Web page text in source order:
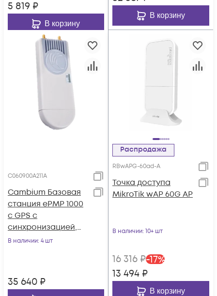
5 819 ₽
В корзину
В корзину
C060900A211A
Cambium Базовая
станция ePMP 1000
с GPS с
синхронизацией,
6.4ГГц, в комплекте
В наличии: 4 шт
35 640 ₽
Распродажа
RBwAPG-60ad-A
Точка доступа
MikroTik wAP 60G AP
В наличии: 10+ шт
16 316 ₽-17%
13 494 ₽
В корзину